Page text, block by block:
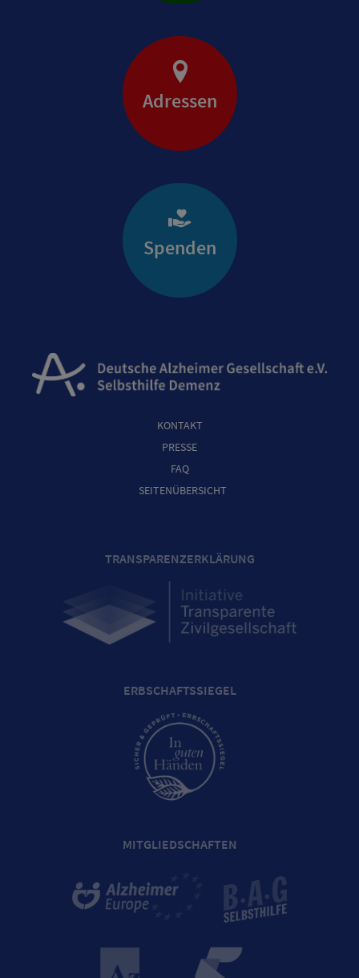
Adressen
Spenden
KONTAKT
PRESSE
FAQ
SEITENÜBERSICHT
TRANSPARENZERKLÄRUNG
ERBSCHAFTSSIEGEL
MITGLIEDSCHAFTEN